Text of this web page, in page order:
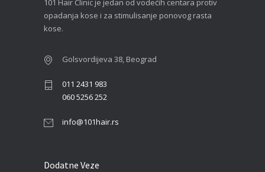
101 Hair Clinic je jedan od vodećih centara protiv
opadanja kose i za stimulisanje ponovog rasta
kose.
Golsvordijeva 38, Beograd
011 2431 983
060 5256 252
info@101hair.rs
Dodatne Veze